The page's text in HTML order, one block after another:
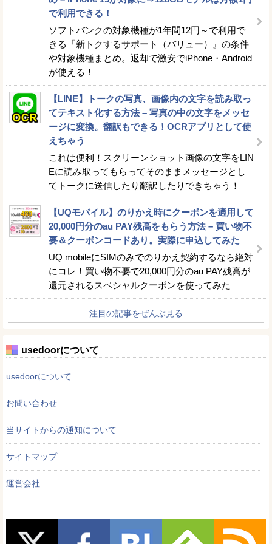
で利用できる！
ソフトバンクの対象機種が1年間12円～で利用で
きる『新トクするサポート（バリュー）』の条件
や対象機種まとめ。返却で激安でiPhone・Android
が使える！
【LINE】トークの写真、画像内の文字を読み取っ
てテキスト化する方法 – 写真の中の文字をメッセ
ージに変換。翻訳もできる！OCRアプリとして使
えちゃう
これは便利！スクリーンショット画像の文字をLIN
Eに読み取ってもらってそのままメッセージとし
てトークに送信したり翻訳したりできちゃう！
【UQモバイル】のりかえ時にクーポンを適用して
20,000円分のau PAY残高をもらう方法 – 買い物不
要＆クーポンコードあり。実際に申込してみた
UQ mobileにSIMのみでのりかえ契約するなら絶対
にコレ！買い物不要で20,000円分のau PAY残高が
還元されるスペシャルクーポンを使ってみた
注目の記事をぜんぶ見る
usedoorについて
usedoorについて
お問い合わせ
当サイトからの通知について
サイトマップ
運営会社